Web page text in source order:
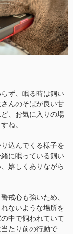
ず、眠る時は飼い
んのそばが良い甘
、お気に入りの場
ね。
込んでくる様子を
に眠っている飼い
嬉しくありながら
戒心も強いため、
ないような場所を
中で飼われていて
たり前の行動で